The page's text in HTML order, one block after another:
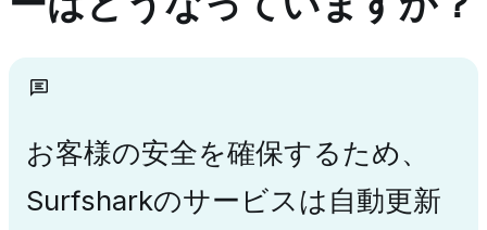
お客様の安全を確保するため、
Surfsharkのサービスは自動更新